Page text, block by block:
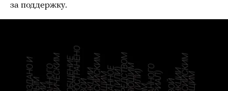
за поддержку.